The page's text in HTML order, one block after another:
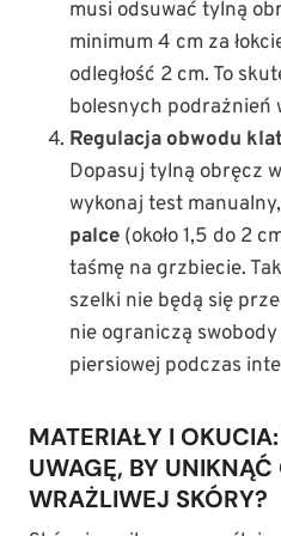
musi odsuwać tylną
minimum 4 cm za
odległość 2 cm. To
bolesnych podrażnień
Regulacja obwodu
Dopasuj tylną obręcz
wykonaj test
palce (około 1,5 do 2
taśmę na grzbiecie.
szelki nie będą się
nie ograniczą
piersiowej podczas
MATERIAŁY I
UWAGĘ, BY UNIKNĄĆ
WRAŻLIWEJ SKÓRY?